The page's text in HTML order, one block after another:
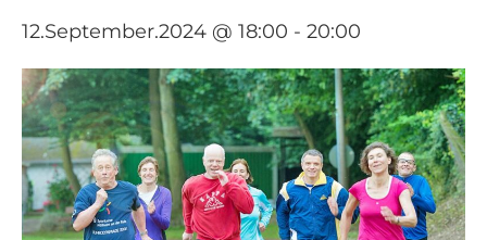
12.September.2024 @ 18:00 - 20:00